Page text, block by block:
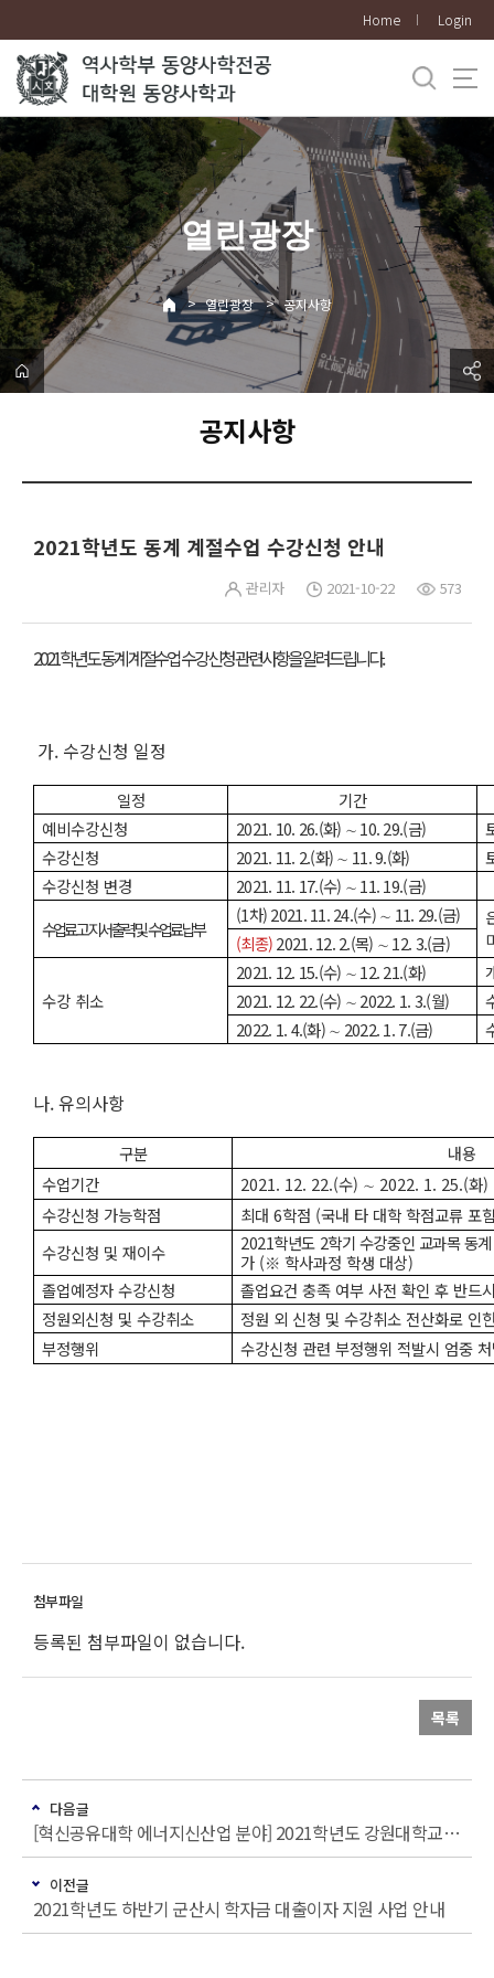
로
메
뉴
Home Login
열린광장
> 열린광장 > 공지사항
공지사항
2021학년도 동계 계절수업 수강신청 안내
관리자 2021-10-22 573
2021학년도 동계 계절수업 수강신청 관련사항을 알려드립니다.
가. 수강신청 일정
일정
기간
예비수강신청
2021. 10. 26.(화) ∼ 10. 29.(금)
수강신청
2021. 11. 2.(화) ∼ 11. 9.(화)
수강신청 변경
2021. 11. 17.(수) ∼ 11. 19.(금)
수업료 고지서 출력 및 수업료 납부
(1차) 2021. 11. 24.(수) ∼ 11. 29.(금)
(최종)2021. 12. 2.(목) ∼ 12. 3.(금)
수강 취소
2021. 12. 15.(수) ∼ 12. 21.(화)
2021. 12. 22.(수) ∼ 2022. 1. 3.(월)
2022. 1. 4.(화) ∼ 2022. 1. 7.(금)
나. 유의사항
구분
내용
수업기간
2021. 12. 22.(수) ∼ 2022. 1. 25.(화)
수강신청 가능학점
최대 6학점 (국내 타 대학 학점교류 포
수강신청 및 재이수
2021학년도 2학기 수강중인 교과목 동
가(※ 학사과정 학생 대상)
졸업예정자 수강신청
졸업요건 충족 여부 사전 확인 후 반드
정원외신청 및 수강취소
정원 외 신청 및 수강취소 전산화로 인
부정행위
수강신청 관련 부정행위 적발시 엄중
등록된 첨부파일이 없습니다.
목록
다음글
[혁신공유대학 에너지신산업 분야] 2021학년도 강원대학교 동계 계절수업 교류 수학 안내
이전글
2021학년도 하반기 군산시 학자금 대출이자 지원 사업 안내